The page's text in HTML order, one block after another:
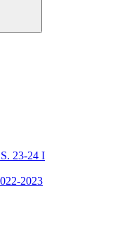
23-24 I
2023